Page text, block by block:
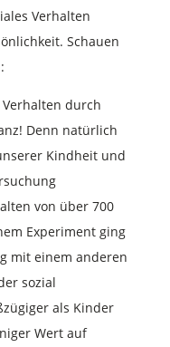
Verhalten
Schauen
durch
Denn natürlich
Kindheit und
von über 700
Experiment ging
mit einem anderen
sozial
als Kinder
Wert auf